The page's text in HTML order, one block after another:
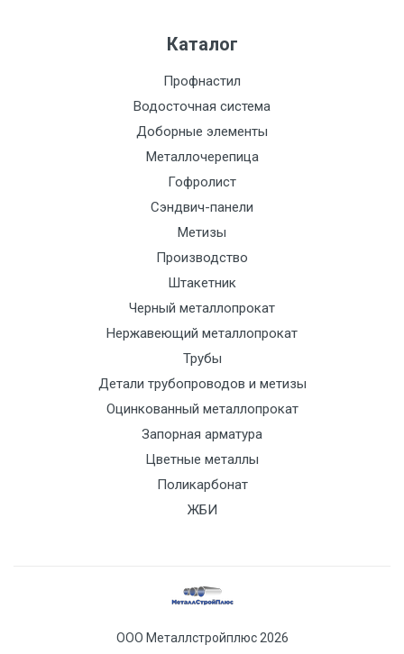
Каталог
Профнастил
Водосточная система
Доборные элементы
Металлочерепица
Гофролист
Сэндвич-панели
Метизы
Производство
Штакетник
Черный металлопрокат
Нержавеющий металлопрокат
Трубы
Детали трубопроводов и метизы
Оцинкованный металлопрокат
Запорная арматура
Цветные металлы
Поликарбонат
ЖБИ
ООО Металлстройплюс 2026